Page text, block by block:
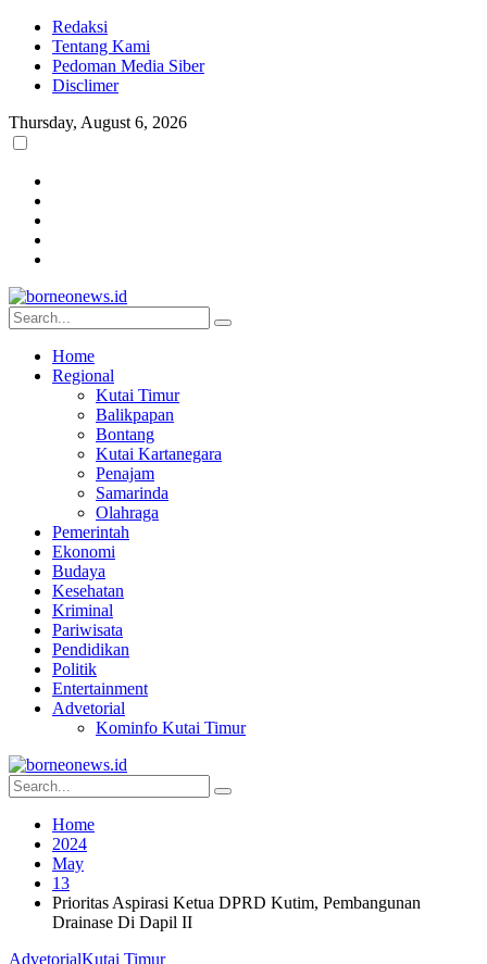
Redaksi
Tentang Kami
Pedoman Media Siber
Disclimer
Thursday, August 6, 2026
Home
Regional
Kutai Timur
Balikpapan
Bontang
Kutai Kartanegara
Penajam
Samarinda
Olahraga
Pemerintah
Ekonomi
Budaya
Kesehatan
Kriminal
Pariwisata
Pendidikan
Politik
Entertainment
Advetorial
Kominfo Kutai Timur
Home
2024
May
13
Prioritas Aspirasi Ketua DPRD Kutim, Pembangunan
Drainase Di Dapil II
AdvetorialKutai Timur